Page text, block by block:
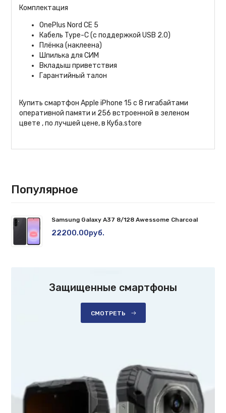
Комплектация
OnePlus Nord CE 5
Кабель Type-C (с поддержкой USB 2.0)
Плёнка (наклеена)
Шпилька для СИМ
Вкладыш приветствия
Гарантийный талон
Купить смартфон Apple iPhone 15 с 8 гигабайтами
оперативной памяти и 256 встроенной в зеленом
цвете , по лучшей цене, в Куба.store
Популярное
Samsung Galaxy A37 8/128 Awessome Charcoal
22200.00руб.
Защищенные смартфоны
СМОТРЕТЬ